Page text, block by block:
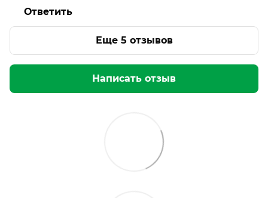
Ответить
Еще 5 отзывов
Написать отзыв